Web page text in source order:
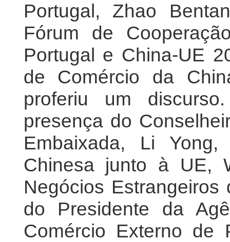
Portugal, Zhao
Fórum de
Portugal e China-UE
de Comércio da
proferiu um
presença do
Embaixada, Li
Chinesa junto à UE,
Negócios
do Presidente da
Comércio Externo de